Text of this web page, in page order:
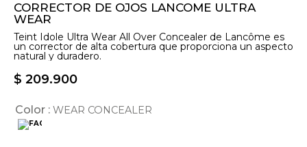
CORRECTOR DE OJOS LANCOME ULTRA
WEAR
Teint Idole Ultra Wear All Over Concealer de Lancôme es
un corrector de alta cobertura que proporciona un aspecto
natural y duradero.
$ 209.900
Color WEAR CONCEALER